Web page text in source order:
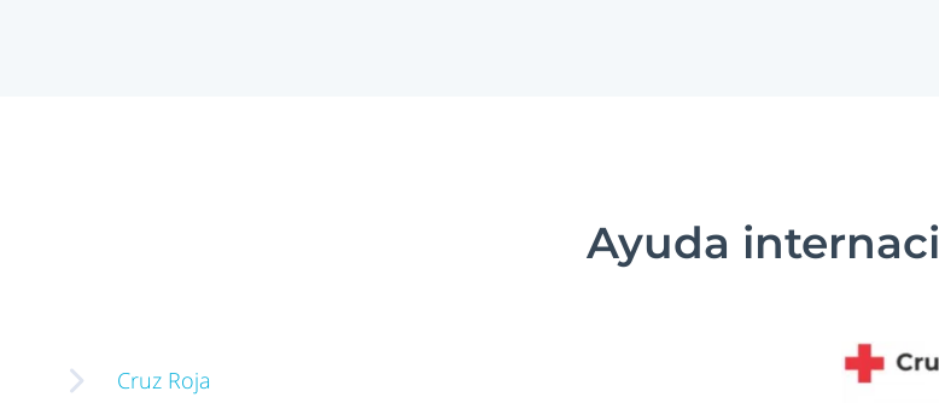
Ayuda
Cruz Roja